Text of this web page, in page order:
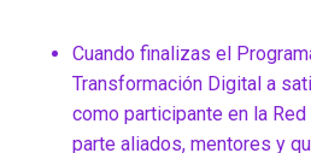
Cuando finalizas el
Transformación Digital a
como participante en la
parte aliados, mentores y